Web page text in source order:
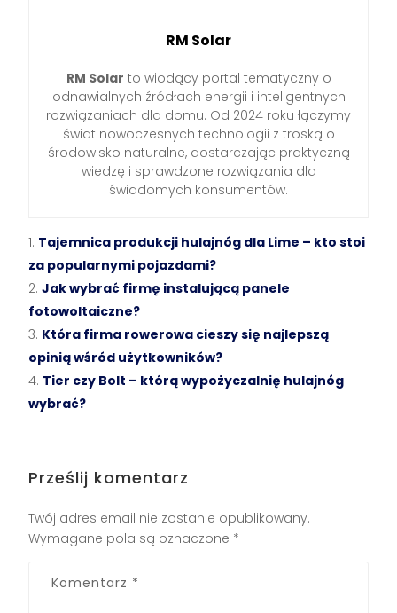
RM Solar
RM Solar to wiodący portal tematyczny o
odnawialnych źródłach energii i inteligentnych
rozwiązaniach dla domu. Od 2024 roku łączymy
świat nowoczesnych technologii z troską o
środowisko naturalne, dostarczając praktyczną
wiedzę i sprawdzone rozwiązania dla
świadomych konsumentów.
Tajemnica produkcji hulajnóg dla Lime – kto stoi
za popularnymi pojazdami?
Jak wybrać firmę instalującą panele
fotowoltaiczne?
Która firma rowerowa cieszy się najlepszą
opinią wśród użytkowników?
Tier czy Bolt – którą wypożyczalnię hulajnóg
wybrać?
Prześlij komentarz
Twój adres email nie zostanie opublikowany.
Wymagane pola są oznaczone *